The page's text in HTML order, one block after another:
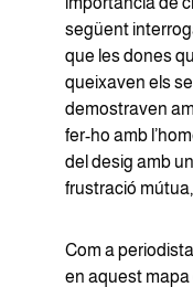
següent
que les dones
queixaven els
demostraven
fer-ho amb
del desig amb
frustració
Com a
en aquest mapa